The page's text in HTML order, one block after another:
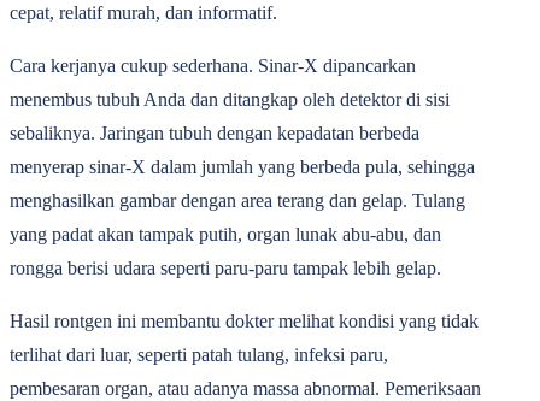
cepat, relatif murah, dan informatif.
Cara kerjanya cukup sederhana. Sinar-X dipancarkan
menembus tubuh Anda dan ditangkap oleh detektor di sisi
sebaliknya. Jaringan tubuh dengan kepadatan berbeda
menyerap sinar-X dalam jumlah yang berbeda pula, sehingga
menghasilkan gambar dengan area terang dan gelap. Tulang
yang padat akan tampak putih, organ lunak abu-abu, dan
rongga berisi udara seperti paru-paru tampak lebih gelap.
Hasil rontgen ini membantu dokter melihat kondisi yang tidak
terlihat dari luar, seperti patah tulang, infeksi paru,
pembesaran organ, atau adanya massa abnormal. Pemeriksaan